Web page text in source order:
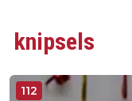
knipsels
112